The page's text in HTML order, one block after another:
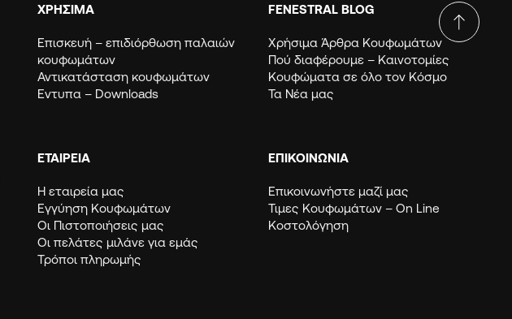
ΧΡΗΣΙΜΑ
Eπισκευή – επιδιόρθωση παλαιών
κουφωμάτων
Αντικατάσταση κουφωμάτων
Εντυπα – Downloads
ΕΤΑΙΡΕΙΑ
Η εταιρεία μας
Εγγύηση Κουφωμάτων
Οι Πιστοποιήσεις μας
Οι πελάτες μιλάνε για εμάς
Τρόποι πληρωμής
FENESTRAL BLOG
Χρήσιμα Άρθρα Κουφωμάτων
Πού διαφέρουμε – Καινοτομίες
Κουφώματα σε όλο τον Κόσμο
Τα Νέα μας
ΕΠΙΚΟΙΝΩΝΙΑ
Επικοινωνήστε μαζί μας
Τιμες Κουφωμάτων – Οn Line
Κοστολόγηση